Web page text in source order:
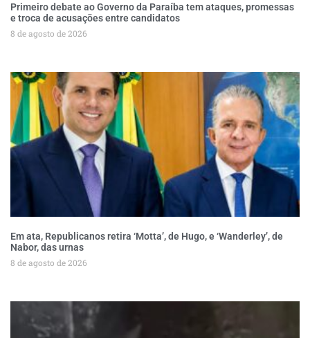
Primeiro debate ao Governo da Paraíba tem ataques, promessas
e troca de acusações entre candidatos
8 de agosto de 2026
Em ata, Republicanos retira ‘Motta’, de Hugo, e ‘Wanderley’, de
Nabor, das urnas
8 de agosto de 2026